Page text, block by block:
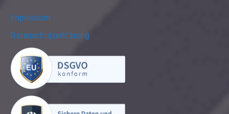
Impressum
Datenschutzerklärung